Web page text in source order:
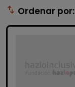
swap_vert Ordenar por: